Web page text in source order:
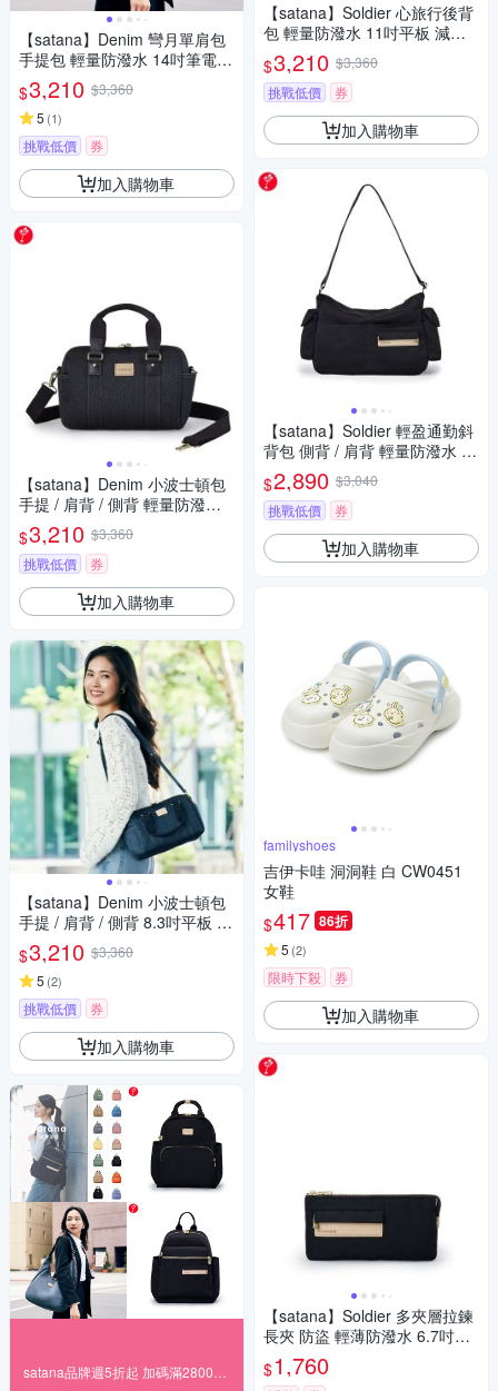
【satana】Denim 彎月單肩包
手提包 輕量防潑水 14吋筆電
台灣製 SDNN0260 - 深丹寧藍
$3,210 $3,360
5 (1)
挑戰低價 券
加入購物車
【satana】Denim 小波士頓包
手提 / 肩背 / 側背 輕量防潑水
8.3吋平板 台灣製 SDNN0225 -
丹寧黑
$3,210 $3,360
挑戰低價
券
加入購物車
【satana】Denim 小波士頓包
手提 / 肩背 / 側背 8.3吋平板 台
灣製 SDNN0220 - 深丹寧藍
$3,210 $3,360
5 (2)
挑戰低價 券
加入購物車
【satana】Soldier 心旅行後背
包 輕量防潑水 11吋平板 減壓
止滑背帶 台灣製 SOS2595 - 亮
黑
$3,210 $3,360
挑戰低價
券
加入購物車
【satana】Soldier 輕盈通勤斜
背包 側背 / 肩背 輕量防潑水 11
吋平板 台灣製 SOS3295 - 亮黑
$2,890 $3,040
挑戰低價
券
加入購物車
familyshoes
吉伊卡哇 洞洞鞋 白 CW0451
女鞋
$417 86折
5 (2)
限時下殺 券
加入購物車
【satana】Soldier 多夾層拉鍊
長夾 防盜 輕薄防潑水 6.7吋手
機 8格夾層 台灣製 SOS1725 -
亮黑
$1,760